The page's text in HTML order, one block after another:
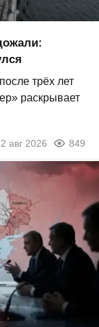
трёх лет
раскрывает
2 авг 2026 849